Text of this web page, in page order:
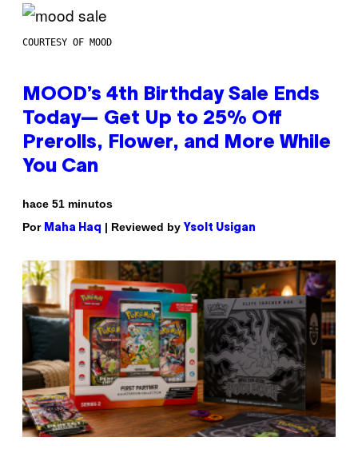
COURTESY OF MOOD
MOOD’s 4th Birthday Sale Ends
Today— Get Up to 25% Off
Prerolls, Flower, and More While
You Can
hace 51 minutos
Por Maha Haq | Reviewed by Ysolt Usigan